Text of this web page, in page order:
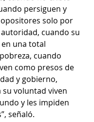
persiguen y
solo por
cuando su
una total
cuando
como presos de
y gobierno,
voluntad viven
y les impiden
señaló.